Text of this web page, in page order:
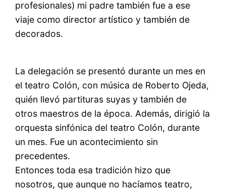
profesionales) mi padre también fue a ese
viaje como director artístico y también de
decorados.
La delegación se presentó durante un mes en
el teatro Colón, con música de Roberto Ojeda,
quién llevó partituras suyas y también de
otros maestros de la época. Además, dirigió la
orquesta sinfónica del teatro Colón, durante
un mes. Fue un acontecimiento sin
precedentes.
Entonces toda esa tradición hizo que
nosotros, que aunque no hacíamos teatro,